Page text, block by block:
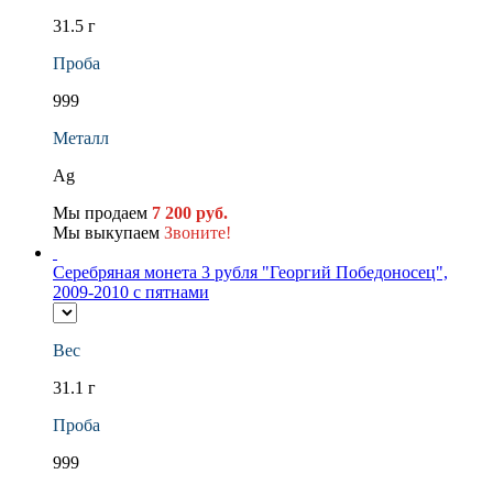
31.5 г
Проба
999
Металл
Ag
Мы продаем 7 200 руб.
Мы выкупаем Звоните!
Серебряная монета 3 рубля "Георгий Победоносец",
2009-2010 с пятнами
Вес
31.1 г
Проба
999